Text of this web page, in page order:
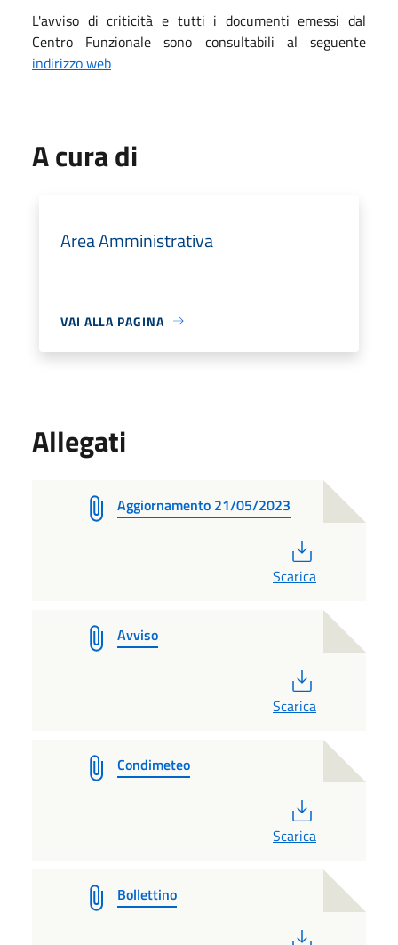
L'avviso di criticità e tutti i documenti emessi dal
Centro Funzionale sono consultabili al seguente
indirizzo web
A cura di
Area Amministrativa
VAI ALLA PAGINA
Allegati
Aggiornamento 21/05/2023
Scarica
Avviso
Scarica
Condimeteo
Scarica
Bollettino